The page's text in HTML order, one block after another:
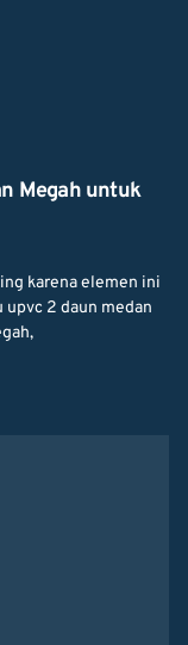
Megah untuk
karena elemen ini
upvc 2 daun medan